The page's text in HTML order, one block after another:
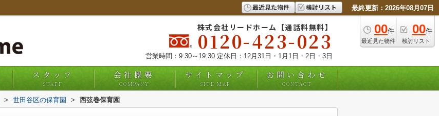
最近見た物件 検討リスト 最終更新：2026年08月07日
00件
最近見た物件
00件
検討リスト
株式会社リードホーム【通話料無料】
0120-423-023
営業時間：9:30～19:30 定休日：12月31日・1月1日・2日・3日
スタッフ
STAFF
会社概要
COMPANY
サイトマップ
SITE MAP
お問い合わせ
CONTACT
> 世田谷区の保育園 > 西弦巻保育園